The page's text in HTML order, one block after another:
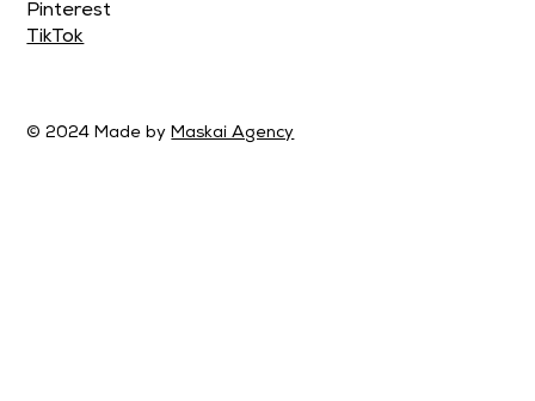
© 2024 Made byMaskai Agency
Pinterest
TikTok